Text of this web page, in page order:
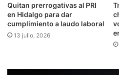
Quitan prerrogativas al PRI
en Hidalgo para dar
cumplimiento a laudo laboral
13 julio, 2026